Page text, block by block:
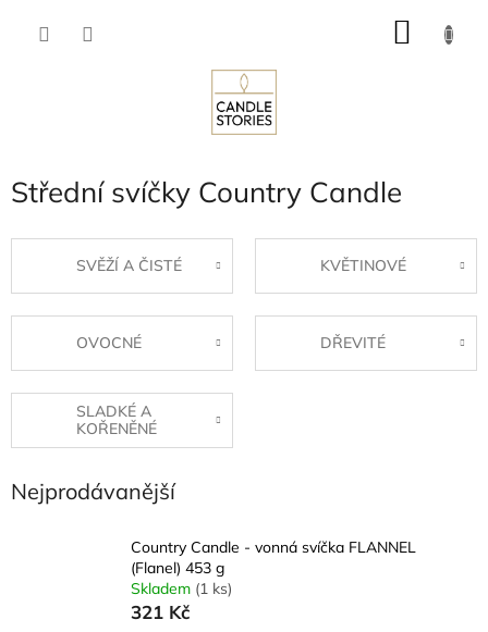
Střední svíčky Country Candle
SVĚŽÍ A ČISTÉ KVĚTINOVÉ
OVOCNÉ DŘEVITÉ
SLADKÉ A
KOŘENĚNÉ
Nejprodávanější
Country Candle - vonná svíčka FLANNEL
(Flanel) 453 g
Skladem (1 ks)
321 Kč